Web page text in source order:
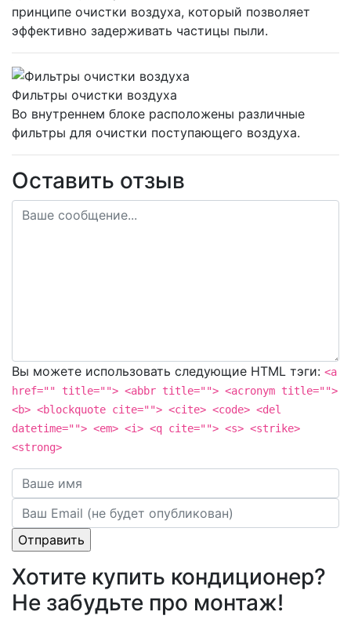
принципе очистки воздуха, который позволяет
эффективно задерживать частицы пыли.
Фильтры очистки воздуха
Во внутреннем блоке расположены различные
фильтры для очистки поступающего воздуха.
Оставить отзыв
Вы можете использовать следующие HTML тэги: <a
href="" title=""> <abbr title=""> <acronym title="">
<b> <blockquote cite=""> <cite> <code> <del
datetime=""> <em> <i> <q cite=""> <s> <strike>
<strong>
Хотите купить кондиционер?
Не забудьте про монтаж!